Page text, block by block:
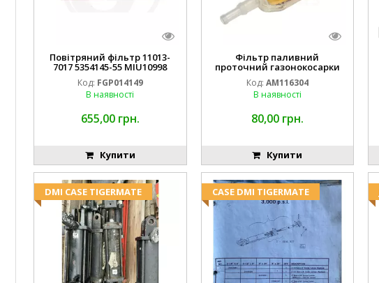
Повітряний фільтр 11013-
7017 5354145-55 MIU10998
FGP014149
Код: FGP014149
В наявності
655,00 грн.
Купити
Фільтр паливний
проточний газонокосарки
JOHN DEERE AM116304 GY20709
Код: AM116304
В наявності
80,00 грн.
Купити
DMI CASE TIGERMATE CASE DMI TIGERMATE